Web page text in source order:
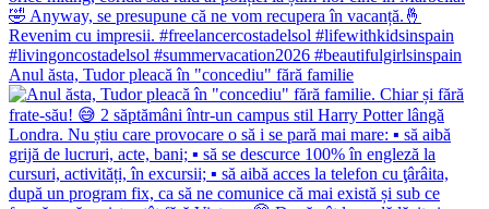
Anul ăsta, Tudor pleacă în "concediu" fără familie